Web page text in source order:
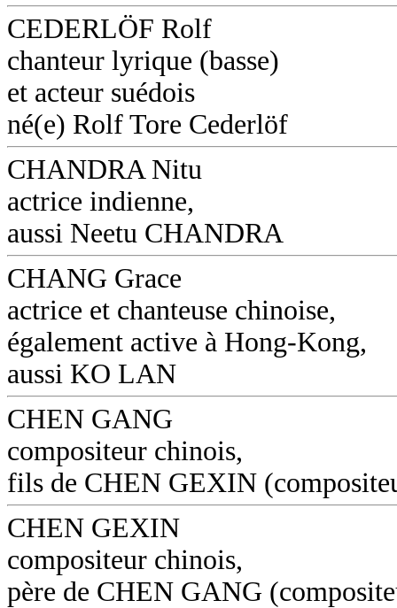
CEDERLÖF Rolf
chanteur lyrique (basse)
et acteur suédois
né(e) Rolf Tore Cederlöf
CHANDRA Nitu
actrice indienne,
aussi Neetu CHANDRA
CHANG Grace
actrice et chanteuse chinoise,
également active à Hong-Kong,
aussi KO LAN
CHEN GANG
compositeur chinois,
fils de CHEN GEXIN
CHEN GEXIN
compositeur chinois,
père de CHEN GANG